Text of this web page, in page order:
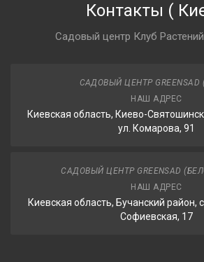
Контакты (
Садовый центр Клуб
САДОВЫЙ ЦЕНТР
НАШ АДРЕС
Киевская область, Киево-
ул. Комарова, 91
САДОВЫЙ ЦЕНТР GREENSAD
НАШ АДРЕС
Киевская область, Бучанский район,
Софиевская, 17